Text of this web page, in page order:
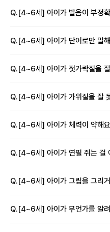
Q.[4~6세] 아이가 발음이 부정
Q.[4~6세] 아이가 단어로만 말
Q.[4~6세] 아이가 젓가락질을
Q.[4~6세] 아이가 가위질을 잘
Q.[4~6세] 아이가 체력이 약해요
Q.[4~6세] 아이가 연필 쥐는 걸
Q.[4~6세] 아이가 그림을 그리
Q.[4~6세] 아이가 무언가를 알